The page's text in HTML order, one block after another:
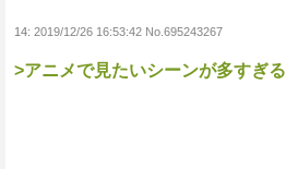
14: 2019/12/26 16:53:42 No.695243267
>アニメで見たいシーンが多すぎる